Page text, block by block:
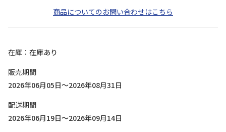
商品についてのお問い合わせはこちら
在庫
在庫あり
販売期間
2026年06月05日～2026年08月31日
配送期間
2026年06月19日～2026年09月14日